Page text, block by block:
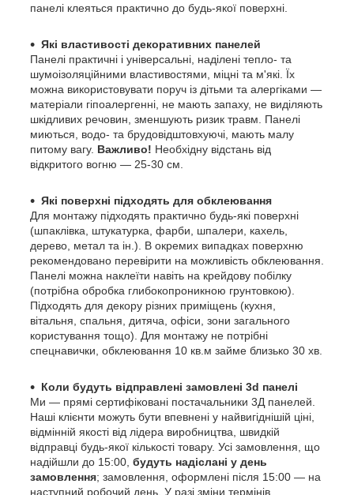
панелі клеяться практично до будь-якої поверхні.
Які властивості декоративних панелей
Панелі практичні і універсальні, наділені тепло- та
шумоізоляційними властивостями, міцні та м'які. Їх
можна використовувати поруч із дітьми та алергіками —
матеріали гіпоалергенні, не мають запаху, не виділяють
шкідливих речовин, зменшують ризик травм. Панелі
миються, водо- та брудовідштовхуючі, мають малу
питому вагу. Важливо! Необхідну відстань від
відкритого вогню — 25-30 см.
Які поверхні підходять для обклеювання
Для монтажу підходять практично будь-які поверхні
(шпаклівка, штукатурка, фарби, шпалери, кахель,
дерево, метал та ін.). В окремих випадках поверхню
рекомендовано перевірити на можливість обклеювання.
Панелі можна наклеїти навіть на крейдову побілку
(потрібна обробка глибокопроникною грунтовкою).
Підходять для декору різних приміщень (кухня,
вітальня, спальня, дитяча, офіси, зони загального
користування тощо). Для монтажу не потрібні
спецнавички, обклеювання 10 кв.м займе близько 30 хв.
Коли будуть відправлені замовлені 3d панелі
Ми — прямі сертифіковані постачальники 3Д панелей.
Наші клієнти можуть бути впевнені у найвигіднішій ціні,
відмінній якості від лідера виробництва, швидкій
відправці будь-якої кількості товару. Усі замовлення, що
надійшли до 15:00, будуть надіслані у день
замовлення; замовлення, оформлені після 15:00 — на
наступний робочий день. У разі зміни термінів